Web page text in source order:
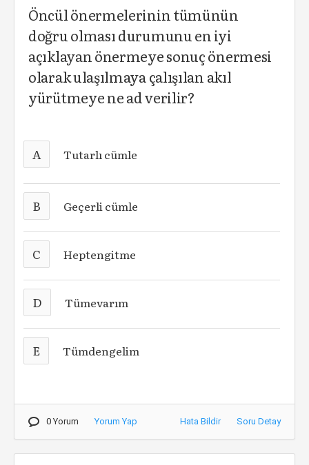
Öncül önermelerinin tümünün
doğru olması durumunu en iyi
açıklayan önermeye sonuç önermesi
olarak ulaşılmaya çalışılan akıl
yürütmeye ne ad verilir?
A Tutarlı cümle
B Geçerli cümle
C Heptengitme
D Tümevarım
E Tümdengelim
0 Yorum Yorum Yap Hata Bildir Soru Detay